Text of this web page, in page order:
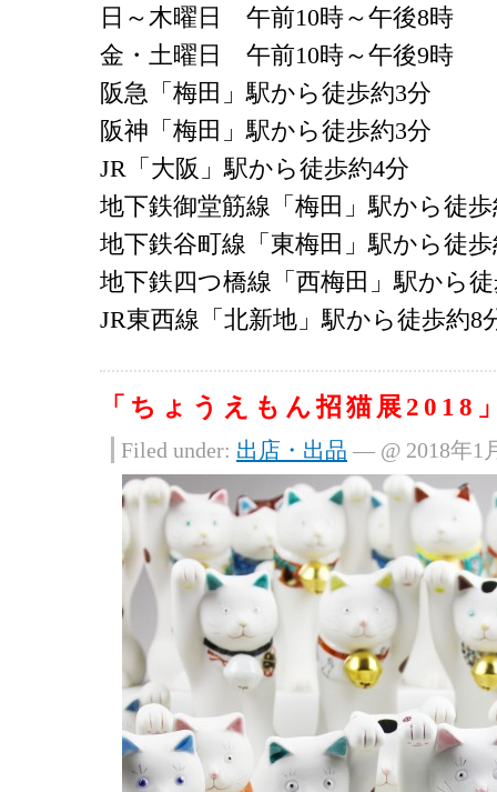
日～木曜日 午前10時～午後8時
金・土曜日 午前10時～午後9時
阪急「梅田」駅から徒歩約3分
阪神「梅田」駅から徒歩約3分
JR「大阪」駅から徒歩約4分
地下鉄御堂筋線「梅田」駅から徒歩
地下鉄谷町線「東梅田」駅から徒歩
地下鉄四つ橋線「西梅田」駅から
JR東西線「北新地」駅から徒歩約8
「ちょうえもん招猫展2018
Filed under: 出店・出品 — @ 2018年1